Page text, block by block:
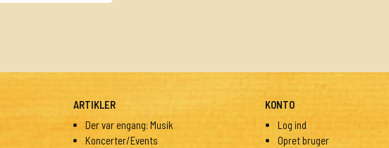
ARTIKLER
Der var engang: Musik
Koncerter/Events
KONTO
Log ind
Opret bruger